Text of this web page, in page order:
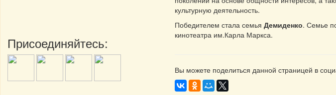
Присоединяйтесь:
культурную деятельность.
Победителем стала семья Демиденко. Семье
кинотеатра им.Карла Маркса.
Вы можете поделиться данной страницей в